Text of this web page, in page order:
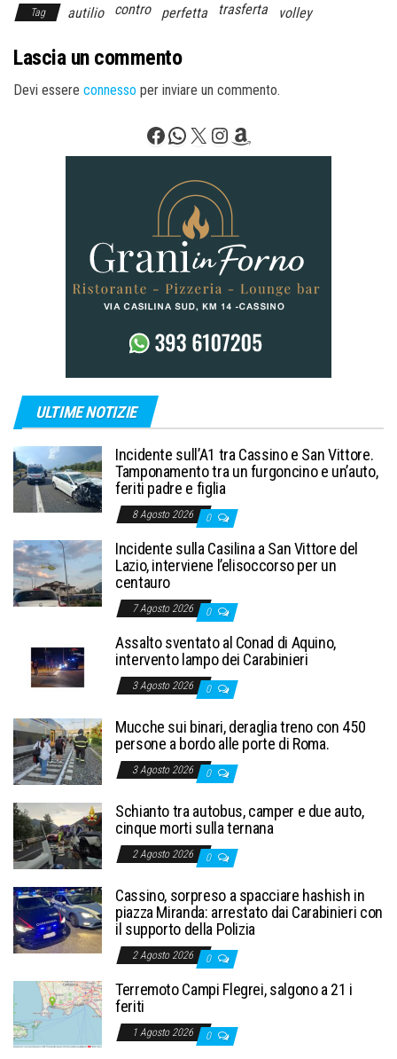
Tag autilio contro perfetta trasferta volley
Lascia un commento
Devi essere connesso per inviare un commento.
Facebook
WhatsApp
X Instagram
Amazon
ULTIME NOTIZIE
Incidente sull’A1 tra Cassino e San Vittore.
Tamponamento tra un furgoncino e un’auto,
feriti padre e figlia
8 Agosto 2026 0
Incidente sulla Casilina a San Vittore del
Lazio, interviene l’elisoccorso per un
centauro
7 Agosto 2026 0
Assalto sventato al Conad di Aquino,
intervento lampo dei Carabinieri
3 Agosto 2026 0
Mucche sui binari, deraglia treno con 450
persone a bordo alle porte di Roma.
3 Agosto 2026 0
Schianto tra autobus, camper e due auto,
cinque morti sulla ternana
2 Agosto 2026 0
Cassino, sorpreso a spacciare hashish in
piazza Miranda: arrestato dai Carabinieri con
il supporto della Polizia
2 Agosto 2026 0
Terremoto Campi Flegrei, salgono a 21 i
feriti
1 Agosto 2026 0